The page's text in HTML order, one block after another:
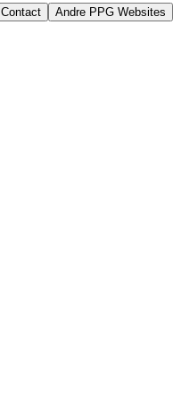
Contact Andre PPG Websites